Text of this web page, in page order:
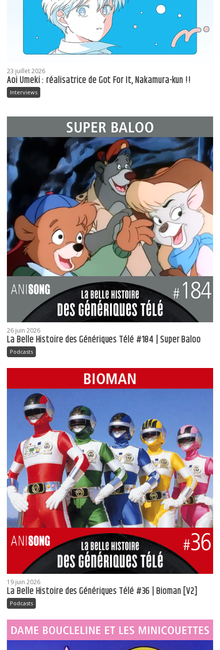
23 juillet 2026
Aoi Umeki : réalisatrice de Got For It, Nakamura-kun !!
Interviews
26 juin 2026
La Belle Histoire des Génériques Télé #184 | Super Baloo
Podcasts
19 juin 2026
La Belle Histoire des Génériques Télé #36 | Bioman [V2]
Podcasts